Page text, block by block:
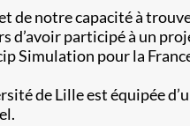
de notre capacité à
participé à un
Simulation pour la
de Lille est équipée